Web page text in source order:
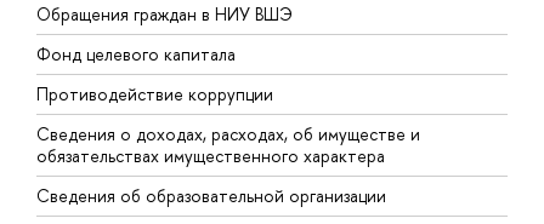
Обращения граждан в НИУ ВШЭ
Фонд целевого капитала
Противодействие коррупции
Сведения о доходах, расходах, об имуществе и
обязательствах имущественного характера
Сведения об образовательной организации